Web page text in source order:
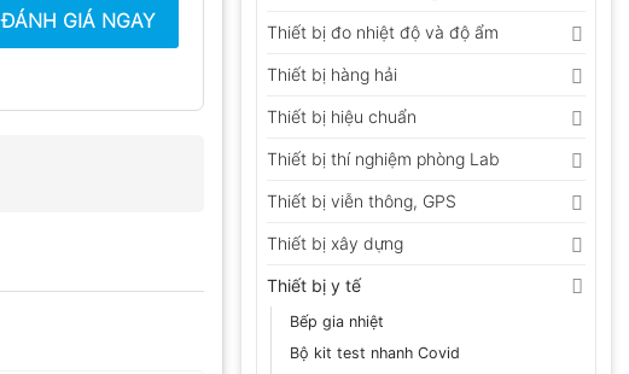
Thiết bị đo nhiệt độ và độ ẩm
Thiết bị hàng hải
Thiết bị hiệu chuẩn
Thiết bị thí nghiệm phòng Lab
Thiết bị viễn thông, GPS
Thiết bị xây dựng
Thiết bị y tế
Bếp gia nhiệt
Bộ kit test nhanh Covid
ĐÁNH GIÁ NGAY